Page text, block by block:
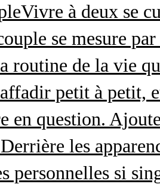
Vivre à deux se
se mesure
routine de la vie
petit à petit,
en question.
les
personnelles si